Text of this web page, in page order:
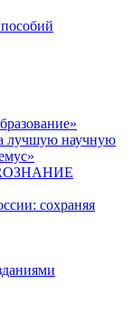
лучшую научную
сохраняя